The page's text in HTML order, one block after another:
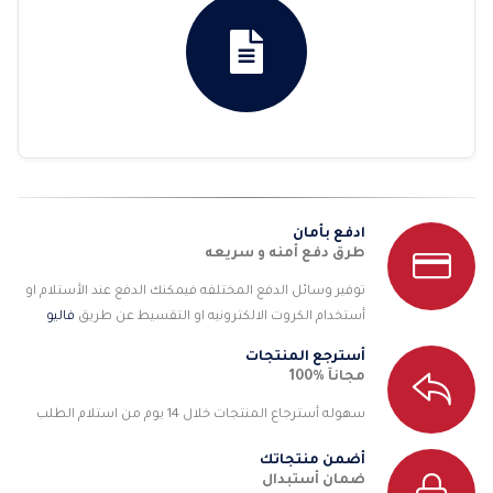
ادفع بأمان
طرق دفع أمنه و سريعه
توفير وسائل الدفع المختلفه فيمكنك الدفع عند الأستلام او
أستخدام الكروت الالكترونيه او التقسيط عن طريق فاليو
أسترجع المنتجات
مجانآ %100
سهوله أسترجاع المنتجات خلال 14 يوم من استلام الطلب
أضمن منتجاتك
ضمان أستبدال